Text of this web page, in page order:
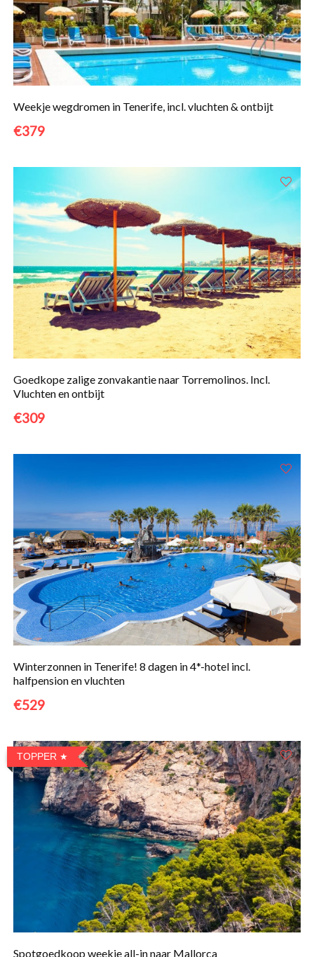
Weekje wegdromen in Tenerife, incl. vluchten & ontbijt
€379
Goedkope zalige zonvakantie naar Torremolinos. Incl.
Vluchten en ontbijt
€309
Winterzonnen in Tenerife! 8 dagen in 4*-hotel incl.
halfpension en vluchten
€529
TOPPER
Spotgoedkoop weekje all-in naar Mallorca